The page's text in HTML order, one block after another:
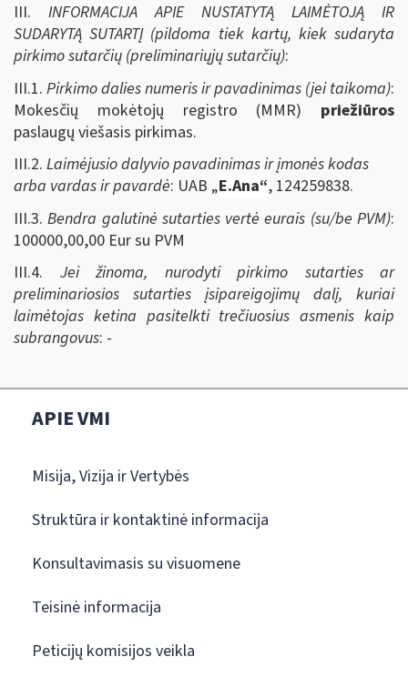
III. INFORMACIJA APIE NUSTATYTĄ LAIMĖTOJĄ IR
SUDARYTĄ SUTARTĮ (pildoma tiek kartų, kiek sudaryta
pirkimo sutarčių (preliminariųjų sutarčių):
III.1. Pirkimo dalies numeris ir pavadinimas (jei taikoma):
Mokesčių mokėtojų registro (MMR) priežiūros
paslaugų viešasis pirkimas.
III.2. Laimėjusio dalyvio pavadinimas ir įmonės kodas
arba vardas ir pavardė: UAB „E.Ana“, 124259838.
III.3.Bendra galutinė sutarties vertė eurais (su/be PVM):
100000,00,00 Eur su PVM
III.4. Jei žinoma, nurodyti pirkimo sutarties ar
preliminariosios sutarties įsipareigojimų dalį, kuriai
laimėtojas ketina pasitelkti trečiuosius asmenis kaip
subrangovus: -
APIE VMI
Misija, Vizija ir Vertybės
Struktūra ir kontaktinė informacija
Konsultavimasis su visuomene
Teisinė informacija
Peticijų komisijos veikla